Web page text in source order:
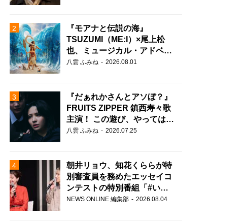
『モアナと伝説の海』
TSUZUMI（ME:I）×尾上松
也、ミュージカル・アドベン
チャーで美声を響かせる
八雲 ふみね 2026.08.01
『だぁれかさんとアソぼ？』
FRUITS ZIPPER 鎮西寿々歌
主演！ この遊び、やってはい
けません。
八雲 ふみね 2026.07.25
朝井リョウ、知花くららが特
別審査員を務めたエッセイコ
ンテストの特別番組「#いま
あなたに伝えたいこと」
NEWS ONLINE 編集部 2026.08.04